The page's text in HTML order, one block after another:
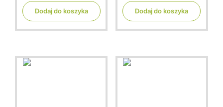
o
5
Dodaj do koszyka
o
5
Dodaj do koszyka